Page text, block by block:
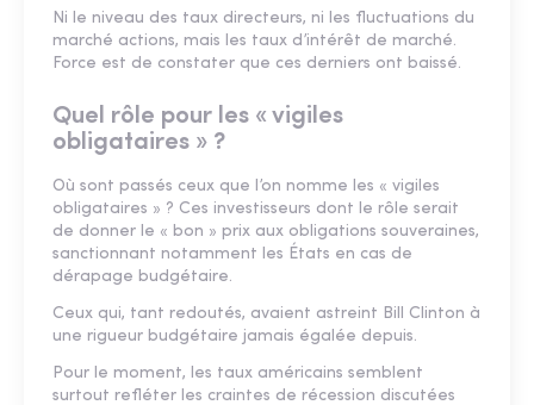
Ni le niveau des taux directeurs, ni les fluctuations du
marché actions, mais les taux d’intérêt de marché.
Force est de constater que ces derniers ont baissé.
Quel rôle pour les « vigiles
obligataires » ?
Où sont passés ceux que l’on nomme les « vigiles
obligataires » ? Ces investisseurs dont le rôle serait
de donner le « bon » prix aux obligations souveraines,
sanctionnant notamment les États en cas de
dérapage budgétaire.
Ceux qui, tant redoutés, avaient astreint Bill Clinton à
une rigueur budgétaire jamais égalée depuis.
Pour le moment, les taux américains semblent
surtout refléter les craintes de récession discutées